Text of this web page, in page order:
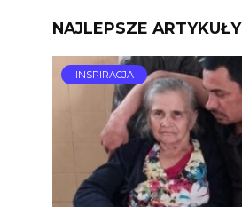
NAJLEPSZE ARTYKUŁY
INSPIRACJA